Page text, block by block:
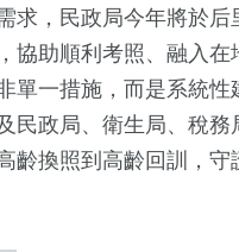
求，民政局今年將於
協助順利考照、融入在
單一措施，而是系統
民政局、衛生局、稅
齡換照到高齡回訓，守